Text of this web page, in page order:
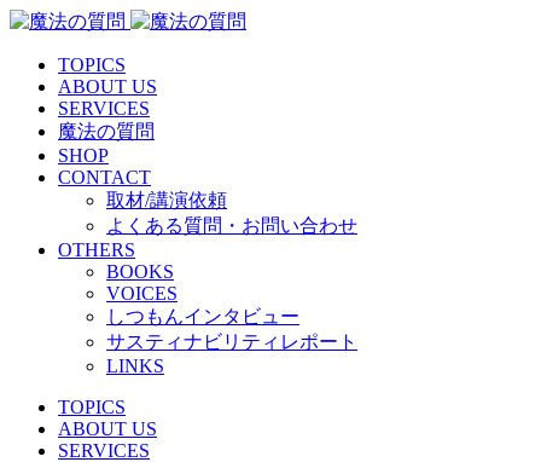
TOPICS
ABOUT US
SERVICES
魔法の質問
SHOP
CONTACT
取材/講演依頼
よくある質問・お問い合わせ
OTHERS
BOOKS
VOICES
しつもんインタビュー
サスティナビリティレポート
LINKS
TOPICS
ABOUT US
SERVICES